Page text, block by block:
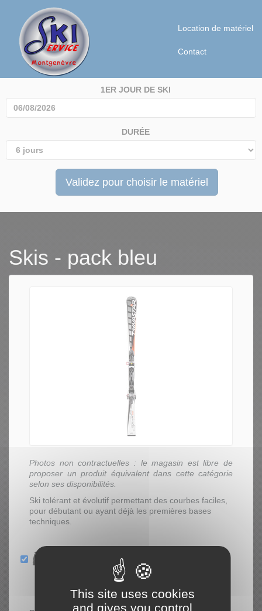
Location de matériel
Contact
1ER JOUR DE SKI
DURÉE
Validez pour choisir le matériel
Skis - pack bleu
Photos non contractuelles : le magasin est libre de
proposer un produit équivalent dans cette catégorie
selon ses disponibilités.
Ski tolérant et évolutif permettant des courbes faciles,
pour débutant ou ayant déjà les premières bases
techniques.
This site uses cookies
and gives you control